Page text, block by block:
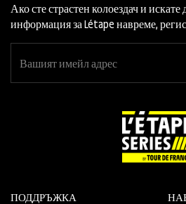
Ако сте страстен колоездач и искате
информация за Létape навреме,
ПОДДРЪЖКА